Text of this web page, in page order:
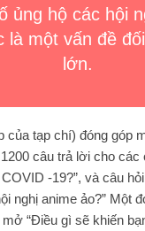
ủng hộ các hội
là một vấn đề
lớn.
của tạp chí) đóng
câu trả lời cho
-19?”, và câu
nghị anime ảo?” Một
“Điều gì sẽ khiến